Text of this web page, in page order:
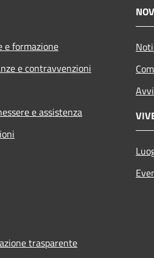
e formazione
e contravvenzioni
e assistenza
trasparente